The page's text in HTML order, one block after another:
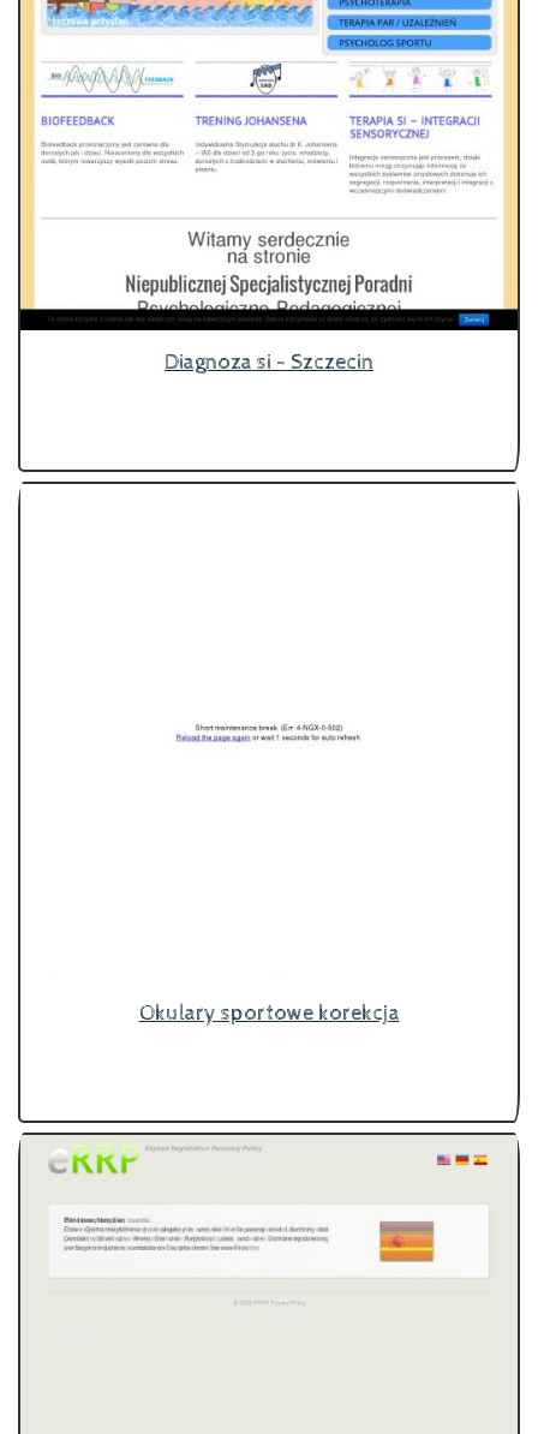
Diagnoza si - Szczecin
Okulary sportowe korekcja